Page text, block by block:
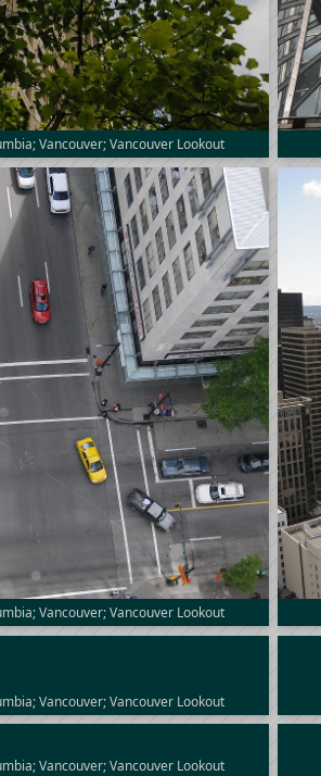
Vancouver; Vancouver Lookout
Vancouver; Vancouver Lookout
Vancouver; Vancouver Lookout
Vancouver; Vancouver Lookout